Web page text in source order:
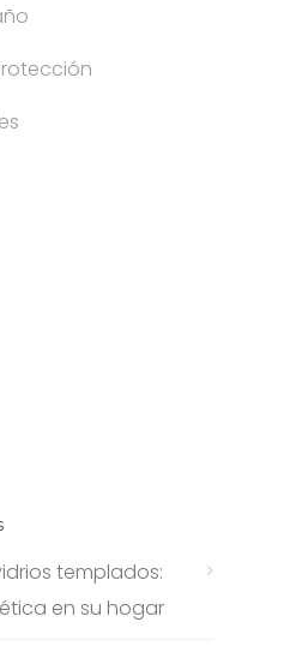
templados:
en su hogar